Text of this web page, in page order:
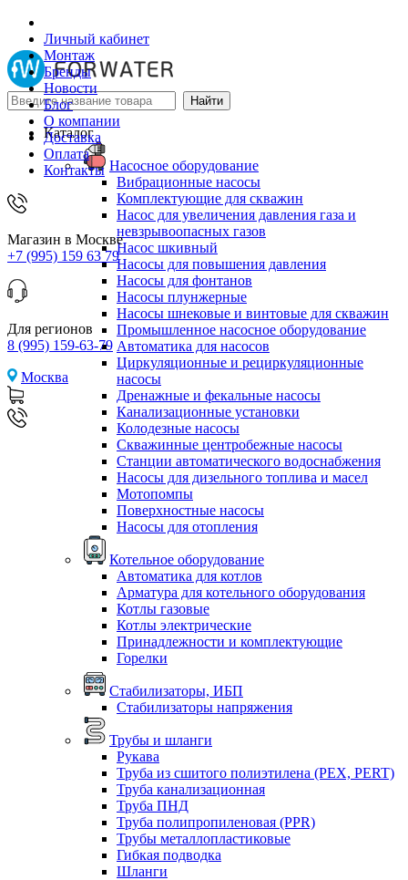
Личный кабинет
Монтаж
Бренды
Новости
Блог
О компании
Доставка
Оплата
Контакты
Магазин в Москве
+7 (995) 159 63 79
Для регионов
8 (995) 159-63-79
Москва
Каталог
Насосное оборудование
Вибрационные насосы
Комплектующие для скважин
Насос для увеличения давления газа и
невзрывоопасных газов
Насос шкивный
Насосы для повышения давления
Насосы для фонтанов
Насосы плунжерные
Насосы шнековые и винтовые для скважин
Промышленное насосное оборудование
Автоматика для насосов
Циркуляционные и рециркуляционные
насосы
Дренажные и фекальные насосы
Канализационные установки
Колодезные насосы
Скважинные центробежные насосы
Станции автоматического водоснабжения
Насосы для дизельного топлива и масел
Мотопомпы
Поверхностные насосы
Насосы для отопления
Котельное оборудование
Автоматика для котлов
Арматура для котельного оборудования
Котлы газовые
Котлы электрические
Принадлежности и комплектующие
Горелки
Стабилизаторы, ИБП
Стабилизаторы напряжения
Трубы и шланги
Рукава
Труба из сшитого полиэтилена (PEX, PERT)
Труба канализационная
Труба ПНД
Труба полипропиленовая (PPR)
Трубы металлопластиковые
Гибкая подводка
Шланги